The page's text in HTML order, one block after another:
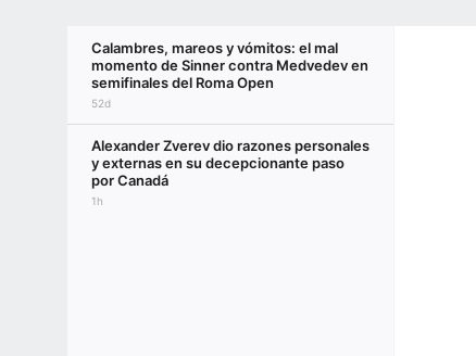
Calambres, mareos y vómitos: el mal
momento de Sinner contra Medvedev en
semifinales del Roma Open
52d
Alexander Zverev dio razones personales
y externas en su decepcionante paso
por Canadá
1h